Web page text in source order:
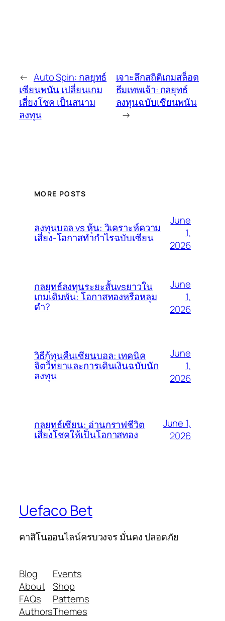
← Auto Spin: กลยุทธ์
เซียนพนัน เปลี่ยนเกม
เสี่ยงโชค เป็นสนาม
ลงทุน
เจาะลึกสถิติเกมสล็อต
ธีมเทพเจ้า: กลยุทธ์
ลงทุนฉบับเซียนพนัน
→
MORE POSTS
ลงทุนบอล vs หุ้น: วิเคราะห์ความ
เสี่ยง-โอกาสทำกำไรฉบับเซียน
June
1,
2026
กลยุทธ์ลงทุนระยะสั้นvsยาวใน
เกมเดิมพัน: โอกาสทองหรือหลุม
ดำ?
June
1,
2026
วิธีกู้ทุนคืนเซียนบอล: เทคนิค
จิตวิทยาและการเดินเงินฉบับนัก
ลงทุน
June
1,
2026
กลยุทธ์เซียน: อ่านกราฟชีวิต
เสี่ยงโชคให้เป็นโอกาสทอง
June 1,
2026
Uefaco Bet
คาสิโนออนไลน์ครบวงจร มั่นคง ปลอดภัย
Blog
About
FAQs
Authors
Events
Shop
Patterns
Themes